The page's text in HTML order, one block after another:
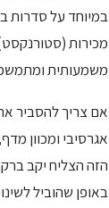
במיוחד על סדרות
מכירות
משמעותית
אם צריך להסביר
הזה הצליח יקב
באופן שהוביל